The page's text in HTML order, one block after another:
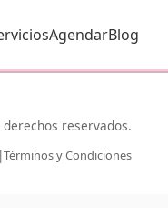
AgendarBlog
reservados.
|Términos y Condiciones